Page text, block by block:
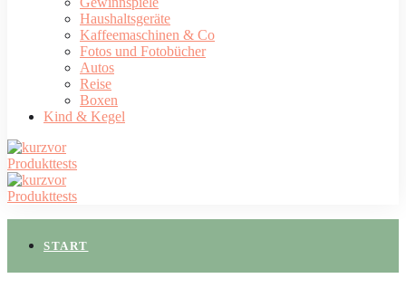
Haushaltsgeräte
Kaffeemaschinen & Co
Fotos und Fotobücher
Autos
Reise
Boxen
Kind & Kegel
START